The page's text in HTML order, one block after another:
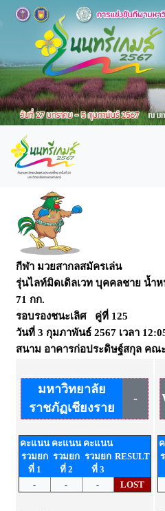
กีฬา มวยสากลสมัครเล่น
รุ่นไลท์มิดเดิลเวท บุคคลชาย น้ำห
71 กก.
รอบรองชนะเลิศ คู่ที่ 125
วันที่ 3 กุมภาพันธ์ 2567 เวลา
สนาม อาคารก่อประดิษฐ์สกุล คณ
มหาวิทยาลัย
ราชภัฏเชียงราย
-
คะแนน
รวมยก
ที่ 1
คะแนน
รวมยก
ที่ 2
คะแนน
รวมยก
ที่ 3
RESULT
- - - LOST